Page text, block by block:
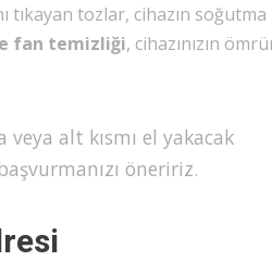
tıkayan tozlar, cihazın soğutma
fan temizliği, cihazınızın
veya alt kısmı el yakacak
öneririz.